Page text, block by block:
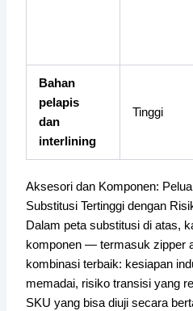
Bahan
pelapis
dan
interlining
Tinggi
Aksesori dan Komponen:
Substitusi Tertinggi dengan
Dalam peta substitusi di atas,
komponen — termasuk zipper
kombinasi terbaik: kesiapan
memadai, risiko transisi yang
SKU yang bisa diuji secara